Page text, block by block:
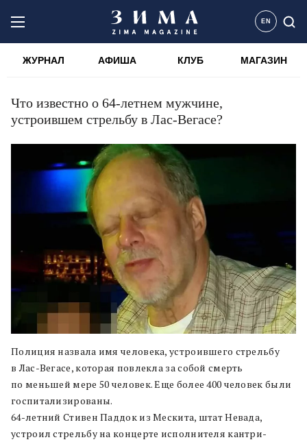
EN
ЖУРНАЛ АФИША КЛУБ МАГАЗИН
Что известно о 64-летнем мужчине,
устроившем стрельбу в Лас-Вегасе?
Полиция назвала имя человека, устроившего стрельбу
в Лас-Вегасе, которая повлекла за собой смерть
по меньшей мере 50 человек. Еще более 400 человек были
госпитализированы.
64-летний Стивен Паддок из Мескита, штат Невада,
устроил стрельбу на концерте исполнителя кантри-